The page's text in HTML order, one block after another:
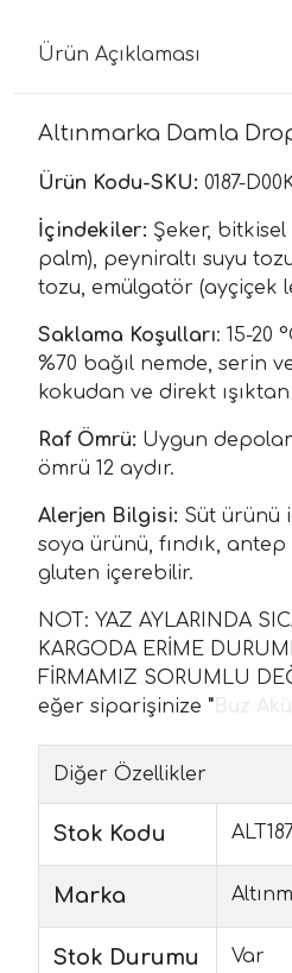
Ürün Açıklaması
Altınmarka Damla
Ürün Kodu-SKU: 0187-
İçindekiler: Şeker,
palm), peyniraltı suyu
tozu, emülgatör (ayçiçek
Saklama Koşulları: 15-20
%70 bağıl nemde, serin
kokudan ve direkt
Raf Ömrü: Uygun
ömrü 12 aydır.
Alerjen Bilgisi: Süt ürünü
soya ürünü, fındık, antep
gluten içerebilir.
NOT: YAZ AYLARINDA
KARGODA ERİME
FİRMAMIZ SORUMLU
eğer siparişinize "
Diğer Özellikler
Stok Kodu
Marka
Stok Durumu Var